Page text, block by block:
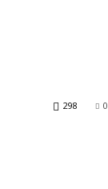
0
298